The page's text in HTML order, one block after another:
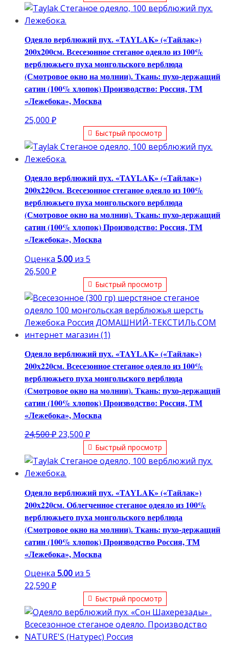
Одеяло верблюжий пух. «TAYLAK» («Тайлак»)
200х200см. Всесезонное стеганое одеяло из 100%
верблюжьего пуха монгольского верблюда
(Смотровое окно на молнии). Ткань: пухо-держащий
сатин (100% хлопок) Производство: Россия, ТМ
«Лежебока», Москва
25,000 ₽
Быстрый просмотр
Одеяло верблюжий пух. «TAYLAK» («Тайлак»)
200х220см. Всесезонное стеганое одеяло из 100%
верблюжьего пуха монгольского верблюда
(Смотровое окно на молнии). Ткань: пухо-держащий
сатин (100% хлопок) Производство: Россия, ТМ
«Лежебока», Москва
Оценка 5.00 из 5
26,500 ₽
Быстрый просмотр
Одеяло верблюжий пух. «TAYLAK» («Тайлак»)
200х220см. Всесезонное стеганое одеяло из 100%
верблюжьего пуха монгольского верблюда
(Смотровое окно на молнии). Ткань: пухо-держащий
сатин (100% хлопок) Производство: Россия, ТМ
«Лежебока», Москва
24,500₽ Первоначальная
составляла
24,500 ₽.
23,500 ₽Текущая
цена:
23,500 ₽.
Быстрый просмотр
Одеяло верблюжий пух. «TAYLAK» («Тайлак»)
200х220см. Облегченное стеганое одеяло из 100%
верблюжьего пуха монгольского верблюда
(Смотровое окно на молнии). Ткань: пухо-держащий
сатин (100% хлопок) Производство Россия, ТМ
«Лежебока», Москва
Оценка 5.00 из 5
22,590 ₽
Быстрый просмотр